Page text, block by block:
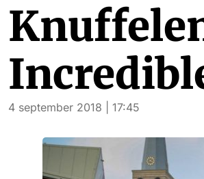
4 september 2018 | 17:45